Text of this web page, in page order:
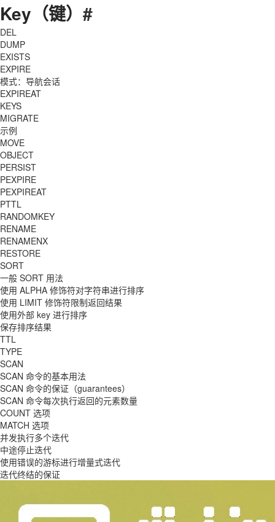
Key（键） #
DEL
DUMP
EXISTS
EXPIRE
模式：导航会话
EXPIREAT
KEYS
MIGRATE
示例
MOVE
OBJECT
PERSIST
PEXPIRE
PEXPIREAT
PTTL
RANDOMKEY
RENAME
RENAMENX
RESTORE
SORT
一般 SORT 用法
使用 ALPHA 修饰符对字符串进行排序
使用 LIMIT 修饰符限制返回结果
使用外部 key 进行排序
保存排序结果
TTL
TYPE
SCAN
SCAN 命令的基本用法
SCAN 命令的保证（guarantees）
SCAN 命令每次执行返回的元素数量
COUNT 选项
MATCH 选项
并发执行多个迭代
中途停止迭代
使用错误的游标进行增量式迭代
迭代终结的保证